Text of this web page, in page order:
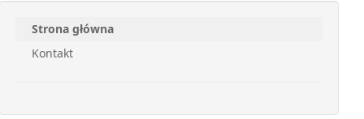
Strona główna
Kontakt